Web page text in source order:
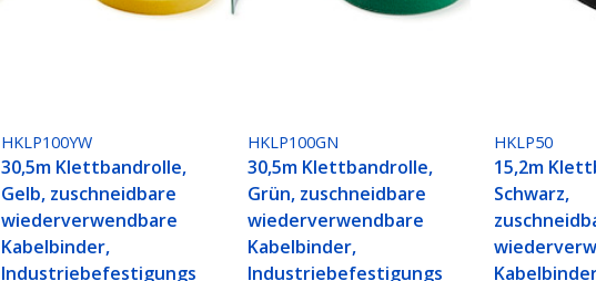
HKLP100YW
30,5m Klettbandrolle,
Gelb, zuschneidbare
wiederverwendbare
Kabelbinder,
Industriebefestigungs
HKLP100GN
30,5m Klettbandrolle,
Grün, zuschneidbare
wiederverwendbare
Kabelbinder,
Industriebefestigungs
HKLP50
15,2m
Schwarz,